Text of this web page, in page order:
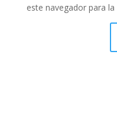
este navegador para